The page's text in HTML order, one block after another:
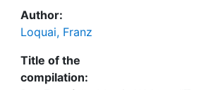
Author:
Loquai, Franz
Title of the
compilation: